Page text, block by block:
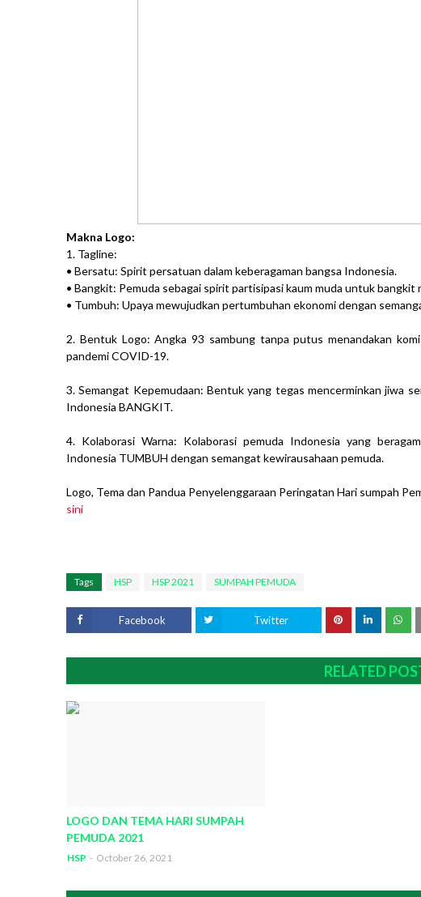
Makna Logo:
1. Tagline:
• Bersatu: Spirit persatuan dalam keberagaman bangsa Indonesia.
• Bangkit: Pemuda sebagai spirit partisipasi kaum muda untuk
• Tumbuh: Upaya mewujudkan pertumbuhan ekonomi dengan
2. Bentuk Logo: Angka 93 sambung tanpa putus menandakan
pandemi COVID-19.
3. Semangat Kepemudaan: Bentuk yang tegas mencerminkan jiwa
Indonesia BANGKIT.
4. Kolaborasi Warna: Kolaborasi pemuda Indonesia yang
Indonesia TUMBUH dengan semangat kewirausahaan pemuda.
Logo, Tema dan Pandua Penyelenggaraan Peringatan Hari sumpah
sini
Tags HSP HSP 2021 SUMPAH PEMUDA
Facebook Twitter
RELATED
LOGO DAN TEMA HARI SUMPAH
PEMUDA 2021
HSP - October 26, 2021